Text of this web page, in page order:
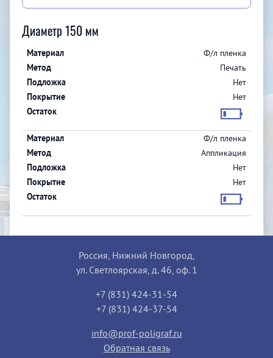
Диаметр 150 мм
Ф/л пленка
Печать
Нет
Нет
Ф/л пленка
Аппликация
Нет
Нет
Россия, Нижний Новгород,
ул. Светлоярская, д. 46, оф. 1
+7 (831) 424-31-54
+7 (831) 424-37-54
info@prof-poligraf.ru
Обратная связь